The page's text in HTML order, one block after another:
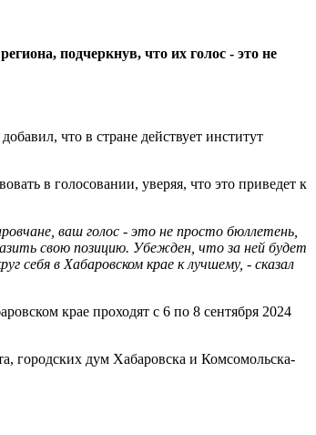
подчеркнув, что их голос - это не
что в стране действует институт
в голосовании, уверяя, что это приведет к
ваш голос - это не просто бюллетень,
свою позицию. Убежден, что за ней будет
в Хабаровском крае к лучшему, - сказал
крае проходят с 6 по 8 сентября 2024
городских дум Хабаровска и Комсомольска-